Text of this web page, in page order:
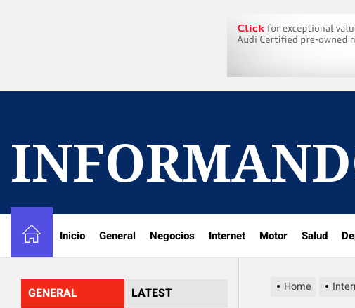
Inicio General Negocios Internet Motor Salud
GENERAL LATEST Home